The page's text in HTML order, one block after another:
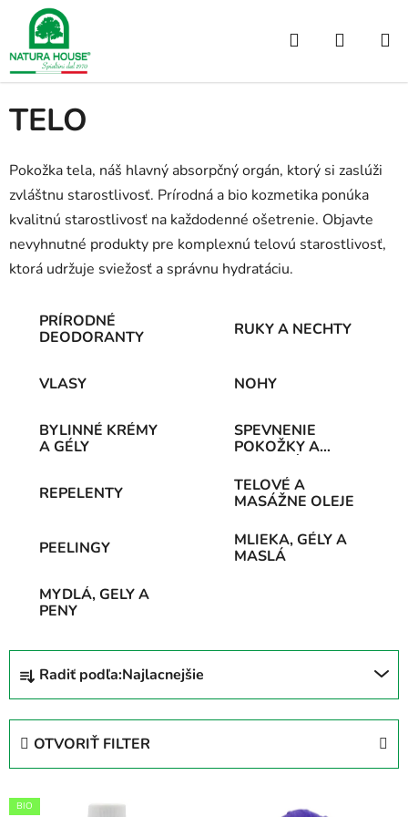
Prejsť
obsah
Hľadať
Domov
/ TELO
TELO
Pokožka tela, náš hlavný absorpčný orgán, ktorý si zaslúži
zvláštnu starostlivosť. Prírodná a bio kozmetika ponúka
kvalitnú starostlivosť na každodenné ošetrenie. Objavte
nevyhnutné produkty pre komplexnú telovú starostlivosť,
ktorá udržuje sviežosť a správnu hydratáciu.
PRÍRODNÉ
DEODORANTY
RUKY A NECHTY
VLASY NOHY
BYLINNÉ KRÉMY
A GÉLY
SPEVNENIE
POKOŽKY A
REPELENTY
TELOVÉ A
MASÁŽNE OLEJE
PEELINGY
MLIEKA, GÉLY A
MASLÁ
MYDLÁ, GELY A
PENY
R
d
e
Radiť podľa:Najlacnejšie
OTVORIŤ FILTER
VBIO